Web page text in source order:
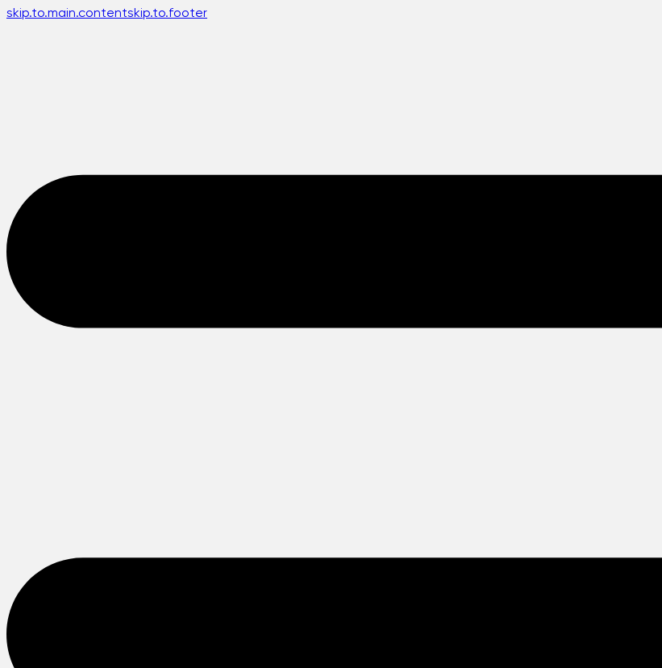
skip.to.main.contentskip.to.footer